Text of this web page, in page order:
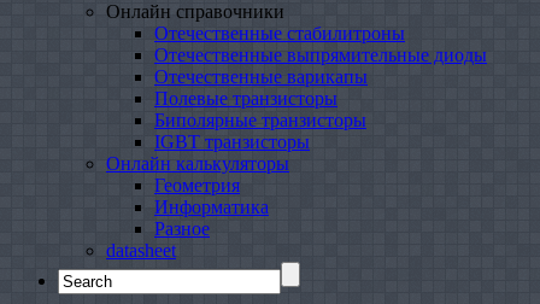
Онлайн справочники
Отечественные стабилитроны
Отечественные выпрямительные диоды
Отечественные варикапы
Полевые транзисторы
Биполярные транзисторы
IGBT транзисторы
Онлайн калькуляторы
Геометрия
Информатика
Разное
datasheet
Search
for: